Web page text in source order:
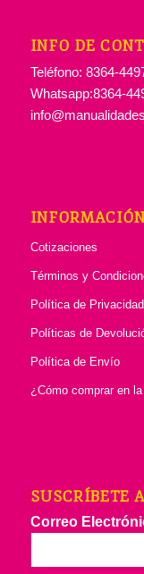
INFO DE
Teléfono: 8364-
Whatsapp:8364-
INFORMACIÓN
Cotizaciones
Términos y
Política de Privacidad
Políticas de
Política de Envío
¿Cómo comprar en
SUSCRÍBETE
Correo